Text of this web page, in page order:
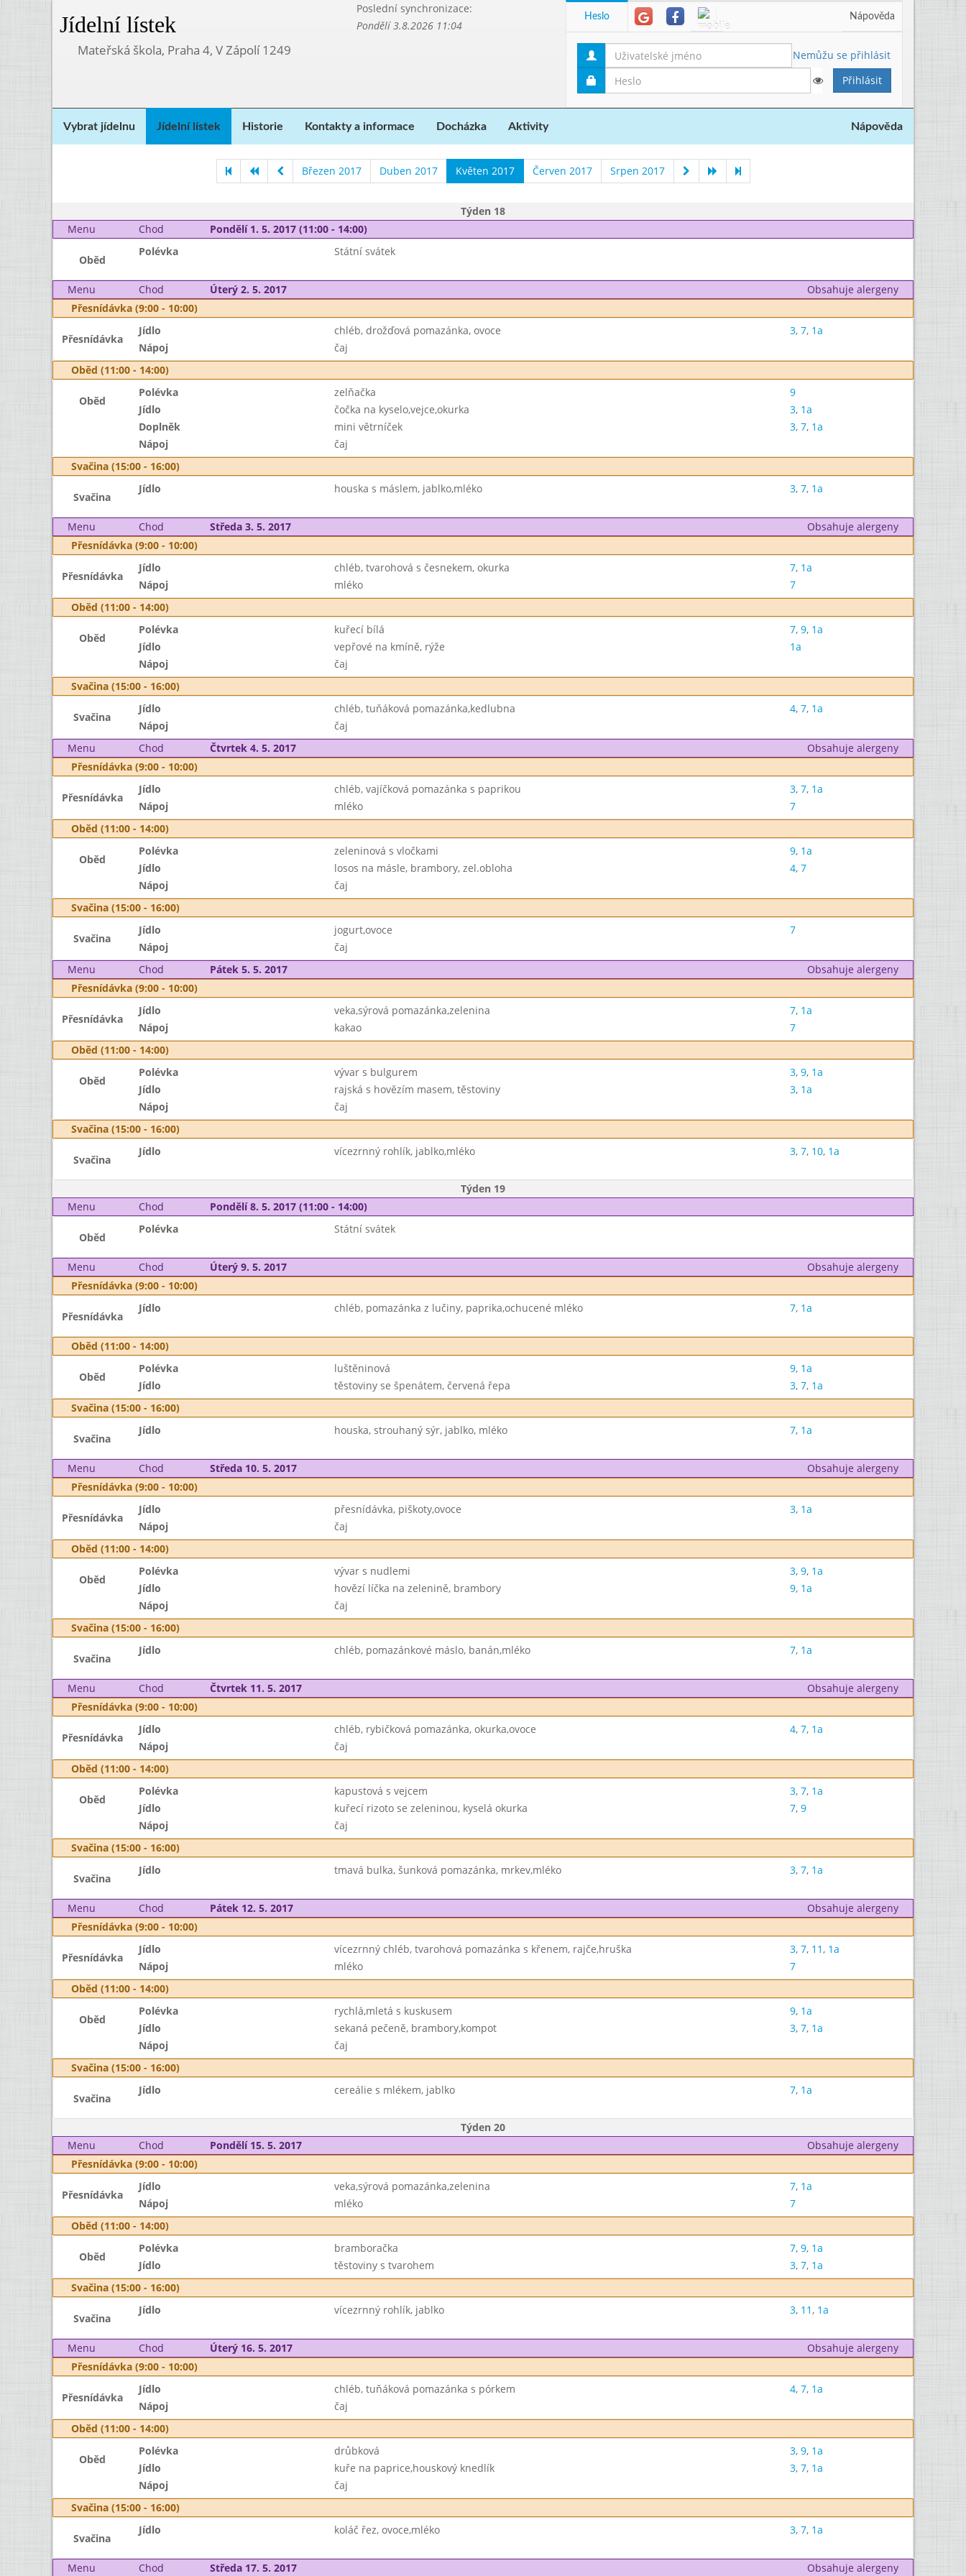
Jídelní lístek
Poslední synchronizace:
Pondělí 3.8.2026 11:04
Mateřská škola, Praha 4, V Zápolí 1249
Heslo Nápověda
Nemůžu se přihlásit
Vybrat jídelnu Jídelní lístek Historie Kontakty a informace Docházka Aktivity Nápověda
Březen 2017 Duben 2017 Květen 2017 Červen 2017 Srpen 2017
Týden 18
Menu
Chod Pondělí 1. 5. 2017 (11:00 - 14:00)
Oběd
Polévka Státní svátek
Menu Chod Úterý 2. 5. 2017
Obsahuje alergeny
Přesnídávka (9:00 - 10:00)
Přesnídávka
Jídlo chléb, drožďová pomazánka, ovoce 3, 7, 1a
Nápoj
čaj
Oběd (11:00 - 14:00)
Oběd
Polévka zelňačka
9
Jídlo
čočka na kyselo,vejce,okurka 3, 1a
Doplněk
mini větrníček 3, 7, 1a
Nápoj
čaj
Svačina (15:00 - 16:00)
Svačina
Jídlo houska s máslem, jablko,mléko 3, 7, 1a
Menu Chod Středa 3. 5. 2017
Obsahuje alergeny
Přesnídávka (9:00 - 10:00)
Přesnídávka
Jídlo chléb, tvarohová s česnekem, okurka 7, 1a
Nápoj
mléko
7
Oběd (11:00 - 14:00)
Oběd
Polévka kuřecí bílá 7, 9, 1a
Jídlo
vepřové na kmíně, rýže
1a
Nápoj
čaj
Svačina (15:00 - 16:00)
Svačina
Jídlo chléb, tuňáková pomazánka,kedlubna 4, 7, 1a
Nápoj
čaj
Menu
Chod Čtvrtek 4. 5. 2017
Obsahuje alergeny
Přesnídávka (9:00 - 10:00)
Přesnídávka
Jídlo chléb, vajíčková pomazánka s paprikou 3, 7, 1a
Nápoj
mléko
7
Oběd (11:00 - 14:00)
Oběd
Polévka zeleninová s vločkami 9, 1a
Jídlo
losos na másle, brambory, zel.obloha 4, 7
Nápoj
čaj
Svačina (15:00 - 16:00)
Svačina
Jídlo jogurt,ovoce
7
Nápoj
čaj
Menu
Chod Pátek 5. 5. 2017
Obsahuje alergeny
Přesnídávka (9:00 - 10:00)
Přesnídávka
Jídlo veka,sýrová pomazánka,zelenina 7, 1a
Nápoj
kakao
7
Oběd (11:00 - 14:00)
Oběd
Polévka vývar s bulgurem 3, 9, 1a
Jídlo
rajská s hovězím masem, těstoviny 3, 1a
Nápoj
čaj
Svačina (15:00 - 16:00)
Svačina
Jídlo vícezrnný rohlík, jablko,mléko 3, 7, 10, 1a
Týden 19
Menu
Chod Pondělí 8. 5. 2017 (11:00 - 14:00)
Oběd
Polévka Státní svátek
Menu Chod Úterý 9. 5. 2017
Obsahuje alergeny
Přesnídávka (9:00 - 10:00)
Přesnídávka
Jídlo chléb, pomazánka z lučiny, paprika,ochucené mléko 7, 1a
Oběd (11:00 - 14:00)
Oběd
Polévka luštěninová 9, 1a
Jídlo
těstoviny se špenátem, červená řepa 3, 7, 1a
Svačina (15:00 - 16:00)
Svačina
Jídlo houska, strouhaný sýr, jablko, mléko 7, 1a
Menu Chod Středa 10. 5. 2017
Obsahuje alergeny
Přesnídávka (9:00 - 10:00)
Přesnídávka
Jídlo přesnídávka, piškoty,ovoce 3, 1a
Nápoj
čaj
Oběd (11:00 - 14:00)
Oběd
Polévka vývar s nudlemi 3, 9, 1a
Jídlo
hovězí líčka na zelenině, brambory 9, 1a
Nápoj
čaj
Svačina (15:00 - 16:00)
Svačina
Jídlo chléb, pomazánkové máslo, banán,mléko 7, 1a
Menu Chod Čtvrtek 11. 5. 2017
Obsahuje alergeny
Přesnídávka (9:00 - 10:00)
Přesnídávka
Jídlo chléb, rybičková pomazánka, okurka,ovoce 4, 7, 1a
Nápoj
čaj
Oběd (11:00 - 14:00)
Oběd
Polévka kapustová s vejcem 3, 7, 1a
Jídlo
kuřecí rizoto se zeleninou, kyselá okurka 7, 9
Nápoj
čaj
Svačina (15:00 - 16:00)
Svačina
Jídlo tmavá bulka, šunková pomazánka, mrkev,mléko 3, 7, 1a
Menu Chod Pátek 12. 5. 2017
Obsahuje alergeny
Přesnídávka (9:00 - 10:00)
Přesnídávka
Jídlo vícezrnný chléb, tvarohová pomazánka s křenem, rajče,hruška 3, 7, 11, 1a
Nápoj
mléko
7
Oběd (11:00 - 14:00)
Oběd
Polévka rychlá,mletá s kuskusem 9, 1a
Jídlo
sekaná pečeně, brambory,kompot 3, 7, 1a
Nápoj
čaj
Svačina (15:00 - 16:00)
Svačina
Jídlo cereálie s mlékem, jablko 7, 1a
Týden 20
Menu
Chod Pondělí 15. 5. 2017
Obsahuje alergeny
Přesnídávka (9:00 - 10:00)
Přesnídávka
Jídlo veka,sýrová pomazánka,zelenina 7, 1a
Nápoj
mléko
7
Oběd (11:00 - 14:00)
Oběd
Polévka bramboračka 7, 9, 1a
Jídlo
těstoviny s tvarohem 3, 7, 1a
Svačina (15:00 - 16:00)
Svačina
Jídlo vícezrnný rohlík, jablko 3, 11, 1a
Menu Chod Úterý 16. 5. 2017
Obsahuje alergeny
Přesnídávka (9:00 - 10:00)
Přesnídávka
Jídlo chléb, tuňáková pomazánka s pórkem 4, 7, 1a
Nápoj
čaj
Oběd (11:00 - 14:00)
Oběd
Polévka drůbková 3, 9, 1a
Jídlo
kuře na paprice,houskový knedlík 3, 7, 1a
Nápoj
čaj
Svačina (15:00 - 16:00)
Svačina
Jídlo koláč řez, ovoce,mléko 3, 7, 1a
Menu Chod Středa 17. 5. 2017 Obsahuje alergeny